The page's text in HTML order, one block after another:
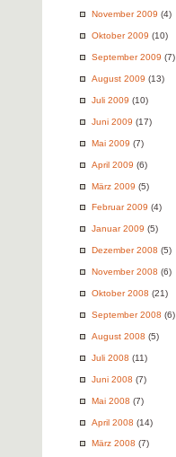
November 2009 (4)
Oktober 2009 (10)
September 2009 (7)
August 2009 (13)
Juli 2009 (10)
Juni 2009 (17)
Mai 2009 (7)
April 2009 (6)
März 2009 (5)
Februar 2009 (4)
Januar 2009 (5)
Dezember 2008 (5)
November 2008 (6)
Oktober 2008 (21)
September 2008 (6)
August 2008 (5)
Juli 2008 (11)
Juni 2008 (7)
Mai 2008 (7)
April 2008 (14)
März 2008 (7)